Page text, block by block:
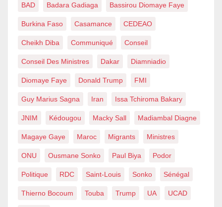
BAD Badara Gadiaga Bassirou Diomaye Faye
Burkina Faso Casamance CEDEAO
Cheikh Diba Communiqué Conseil
Conseil Des Ministres Dakar Diamniadio
Diomaye Faye Donald Trump FMI
Guy Marius Sagna Iran Issa Tchiroma Bakary
JNIM Kédougou Macky Sall Madiambal Diagne
Magaye Gaye Maroc Migrants Ministres
ONU Ousmane Sonko Paul Biya Podor
Politique RDC Saint-Louis Sonko Sénégal
Thierno Bocoum Touba Trump UA UCAD